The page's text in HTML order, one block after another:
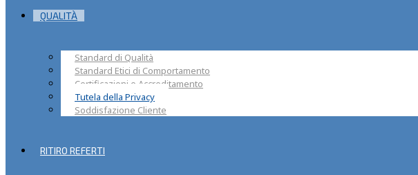
QUALITÀ
Standard di Qualità
Standard Etici di Comportamento
Certificazioni e Accreditamento
Tutela della Privacy
Soddisfazione Cliente
RITIRO REFERTI